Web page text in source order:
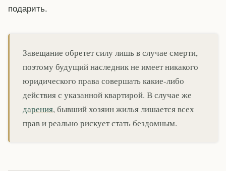
подарить.
Завещание обретет силу лишь в случае смерти,
поэтому будущий наследник не имеет никакого
юридического права совершать какие-либо
действия с указанной квартирой. В случае же
дарения, бывший хозяин жилья лишается всех
прав и реально рискует стать бездомным.